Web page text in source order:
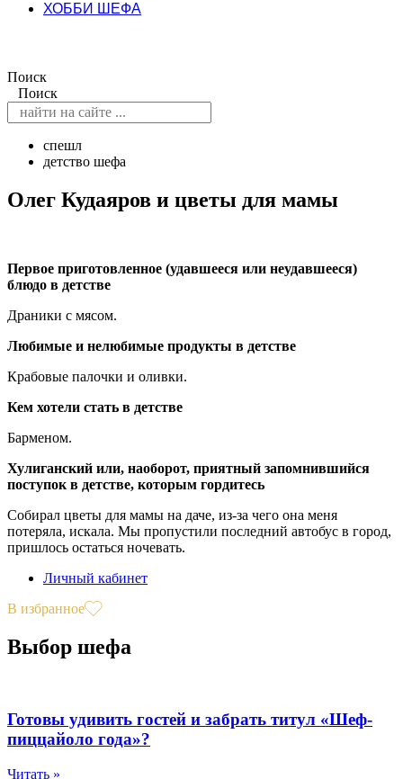
ХОББИ ШЕФА
Поиск
Поиск
спешл
детство шефа
Олег Кудаяров и цветы для мамы
Первое приготовленное (удавшееся или неудавшееся)
блюдо в детстве
Драники с мясом.
Любимые и нелюбимые продукты в детстве
Крабовые палочки и оливки.
Кем хотели стать в детстве
Барменом.
Хулиганский или, наоборот, приятный запомнившийся
поступок в детстве, которым гордитесь
Собирал цветы для мамы на даче, из-за чего она меня
потеряла, искала. Мы пропустили последний автобус в город,
пришлось остаться ночевать.
Личный кабинет
В избранное
Выбор шефа
Готовы удивить гостей и забрать титул «Шеф-
пиццайоло года»?
Читать »